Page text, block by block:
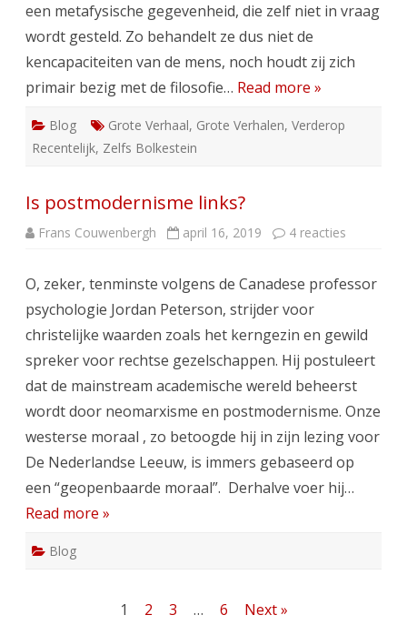
een metafysische gegevenheid, die zelf niet in vraag
wordt gesteld. Zo behandelt ze dus niet de
kencapaciteiten van de mens, noch houdt zij zich
primair bezig met de filosofie… Read more »
Blog Grote Verhaal, Grote Verhalen, Verderop
Recentelijk, Zelfs Bolkestein
Is postmodernisme links?
Frans Couwenbergh april 16, 2019 4 reacties
O, zeker, tenminste volgens de Canadese professor
psychologie Jordan Peterson, strijder voor
christelijke waarden zoals het kerngezin en gewild
spreker voor rechtse gezelschappen. Hij postuleert
dat de mainstream academische wereld beheerst
wordt door neomarxisme en postmodernisme. Onze
westerse moraal , zo betoogde hij in zijn lezing voor
De Nederlandse Leeuw, is immers gebaseerd op
een “geopenbaarde moraal”. Derhalve voer hij…
Read more »
Blog
1 2 3 … 6 Next »